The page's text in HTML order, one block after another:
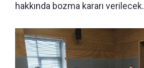
hakkında bozma kararı verilecek.